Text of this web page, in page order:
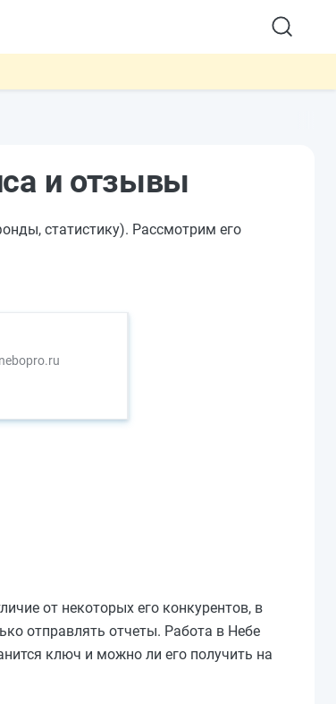
и отзывы
статистику). Рассмотрим его
от некоторых его конкурентов, в
отправлять отчеты. Работа в Небе
ключ и можно ли его получить на